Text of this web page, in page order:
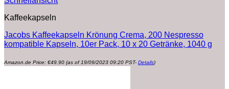
Kaffeekapseln
Jacobs Kaffeekapseln Krönung Crema, 200 Nespresso
kompatible Kapseln, 10er Pack, 10 x 20 Getränke, 1040 g
Amazon.de Price: €49.90 (as of 19/09/2023 09:20 PST- Details)